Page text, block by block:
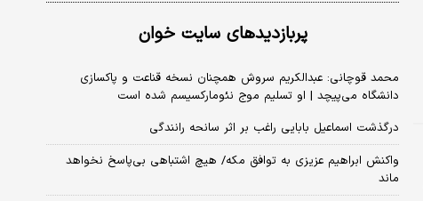
پربازدیدهای سایت خوان
محمد قوچانی: عبدالکریم سروش همچنان نسخه قناعت و پاکسازی
دانشگاه می‌پیچد | او تسلیم موج نئومارکسیسم شده است
درگذشت اسماعیل بابایی راغب بر اثر سانحه رانندگی
واکنش ابراهیم عزیزی به توافق مکه/ هیچ اشتباهی بی‌پاسخ نخواهد
ماند